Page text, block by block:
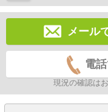
メール
電
現況の確認は